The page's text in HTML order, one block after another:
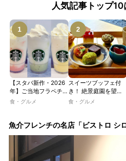
人気記事トップ10
【スタバ新作・2026
年】ご当地フラペチー
ノが新登場！ 地域と
JIMOTO
PROGRAM」が青
森・群馬・沖縄で始
動。6種類を飲んで実
食レポート
食・グルメ
スイーツブッフェ付
き！ 絶景庭園を望む
ホテルレストランで味
ツトレンドVol.105】
食・グルメ
魚介フレンチの名店「ビストロ シ